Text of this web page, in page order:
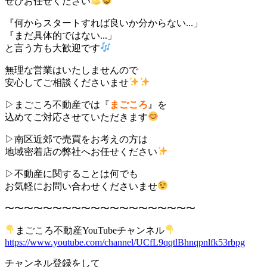
『何からスタートすれば良いか分からない...」
『まだ具体的ではない...」
と言う方も大歓迎です
無理な営業はいたしませんので
安心してご相談くださいませ
▷まごころ不動産では『 まごころ 』を
込めてご対応させていただきます
▷南区近郊で売買をお考えの方は
地域密着店の弊社へお任せください
▷不動産に関することは何でも
お気軽にお問い合わせくださいませ
〜〜〜〜〜〜〜〜〜〜〜〜〜〜〜〜〜〜〜〜
まごころ不動産YouTubeチャンネル
https://www.youtube.com/channel/UCfL9qqtlBhnqpnlfk53rbpg
チャンネル登録をして